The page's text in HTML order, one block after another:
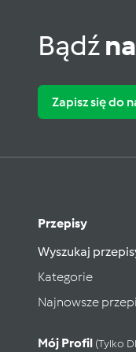
Bądź
Zapisz się do
Przepisy
Wyszukaj
Kategorie
Najnowsze
Mój Profil (tylko